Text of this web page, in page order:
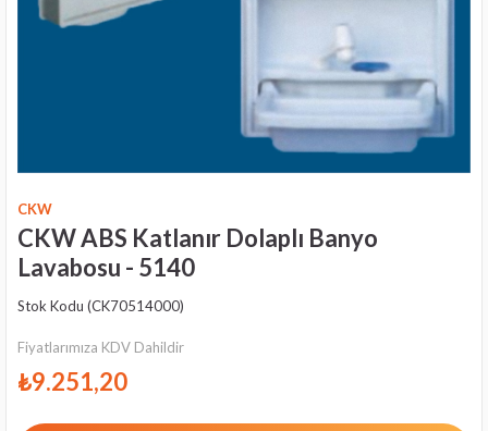
CKW
CKW ABS Katlanır Dolaplı Banyo
Lavabosu - 5140
Stok Kodu (CK70514000)
Fiyatlarımıza KDV Dahildir
₺9.251,20